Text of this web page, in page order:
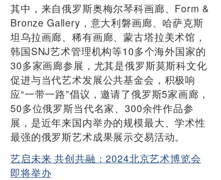
其中，来自俄罗斯奥梅尔琴科画廊、Form &
Bronze Gallery，意大利磐画廊、哈萨克斯
坦乌拉画廊、稀有画廊、蒙古塔拉美术馆，
韩国SNJ艺术管理机构等10多个海外国家的
30多家画廊参展，尤其是俄罗斯莫斯科文化
促进与当代艺术发展公共基金会，积极响
应“一带一路”倡议，邀请了俄罗斯5家画廊，
50多位俄罗斯当代名家、300余件作品参
展，是近年来国内举办的规模最大、学术性
最强的俄罗斯艺术成果展示交易活动。
艺启未来 共创共融：2024北京艺术博览会
即将举办